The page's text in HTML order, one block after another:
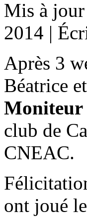
Mis à
2014 |
Après 3
Béatrice
Moniteur
club de
CNEAC.
ont joué